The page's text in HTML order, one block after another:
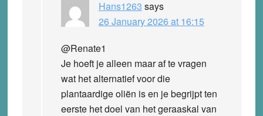
Hans1263 says
26 January 2026 at 16:15
@Renate1
Je hoeft je alleen maar af te vragen
wat het alternatief voor die
plantaardige oliën is en je begrijpt ten
eerste het doel van het geraaskal van